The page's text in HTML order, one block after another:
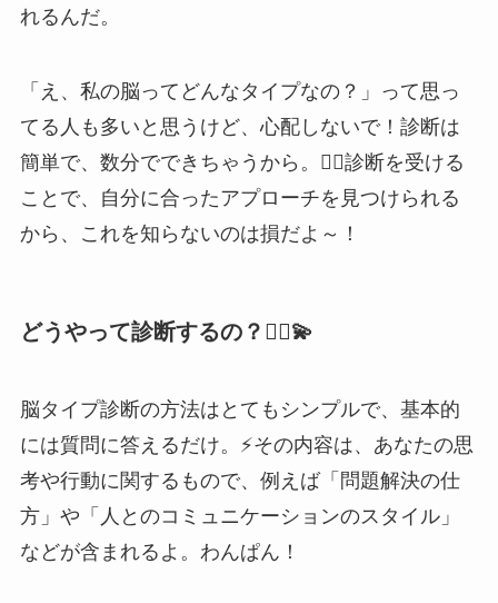
れるんだ。
「え、私の脳ってどんなタイプなの？」って思っ
てる人も多いと思うけど、心配しないで！診断は
簡単で、数分でできちゃうから。💁‍♀️診断を受ける
ことで、自分に合ったアプローチを見つけられる
から、これを知らないのは損だよ～！
どうやって診断するの？💁‍♀️💫
脳タイプ診断の方法はとてもシンプルで、基本的
には質問に答えるだけ。⚡️その内容は、あなたの思
考や行動に関するもので、例えば「問題解決の仕
方」や「人とのコミュニケーションのスタイル」
などが含まれるよ。わんぱん！